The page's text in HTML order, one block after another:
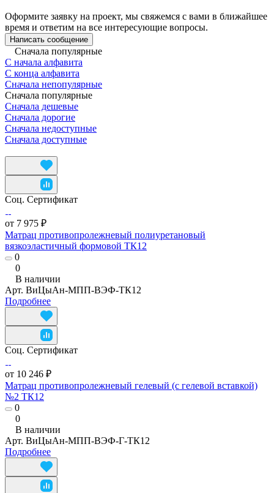
Оформите заявку на проект, мы свяжемся с вами в ближайшее
время и ответим на все интересующие вопросы.
Написать сообщение
Сначала популярные
С начала алфавита
С конца алфавита
Сначала непопулярные
Сначала популярные
Сначала дешевые
Сначала дорогие
Сначала недоступные
Сначала доступные
Соц. Сертификат
от 7 975 ₽
Матрац противопролежневый полиуретановый
вязкоэластичный формовой ТК12
0
0
В наличии
Арт. ВиЦыАн-МПП-ВЭФ-ТК12
Подробнее
Соц. Сертификат
от 10 246 ₽
Матрац противопролежневый гелевый (с гелевой вставкой)
№2 ТК12
0
0
В наличии
Арт. ВиЦыАн-МПП-ВЭФ-Г-ТК12
Подробнее